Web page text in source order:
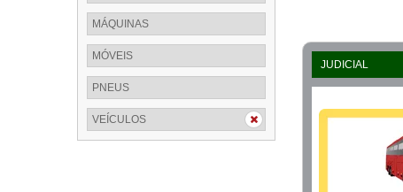
MÁQUINAS
MÓVEIS
PNEUS
VEÍCULOS
JUDICIAL